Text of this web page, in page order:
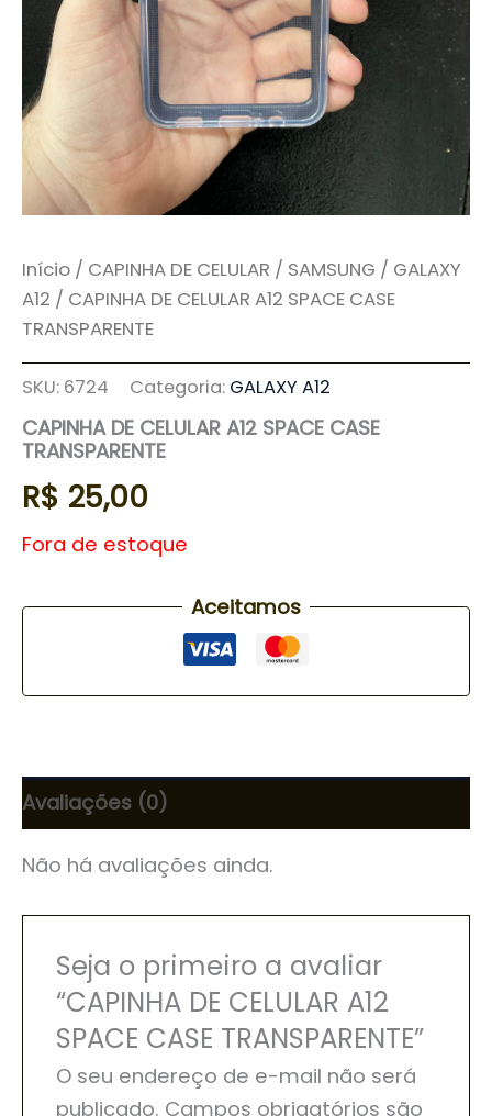
Início / CAPINHA DE CELULAR / SAMSUNG / GALAXY
A12 / CAPINHA DE CELULAR A12 SPACE CASE
TRANSPARENTE
SKU: 6724 Categoria: GALAXY A12
CAPINHA DE CELULAR A12 SPACE CASE
TRANSPARENTE
R$ 25,00
Fora de estoque
Aceitamos
Avaliações (0)
Não há avaliações ainda.
Seja o primeiro a avaliar
“CAPINHA DE CELULAR A12
SPACE CASE TRANSPARENTE”
O seu endereço de e-mail não será
publicado. Campos obrigatórios são